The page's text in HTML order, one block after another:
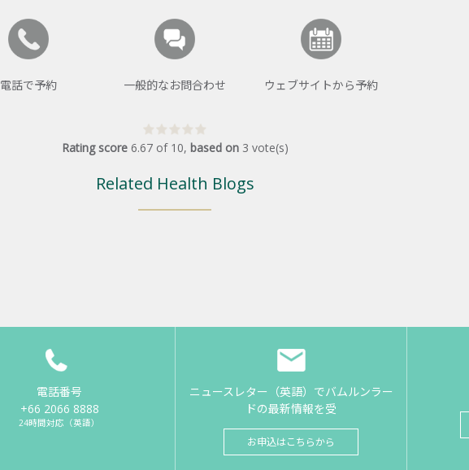
電話で予約 一般的なお問合わせ ウェブサイトから予約
Rating score 6.67of 10, based on 3 vote(s)
Related Health Blogs
電話番号
+66 2066 8888
24時間対応（英語）
ニュースレター（英語）でバムルンラー
ドの最新情報を受
お申込はこちらから